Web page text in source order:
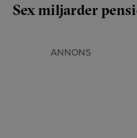
Sex miljarder
ANNONS